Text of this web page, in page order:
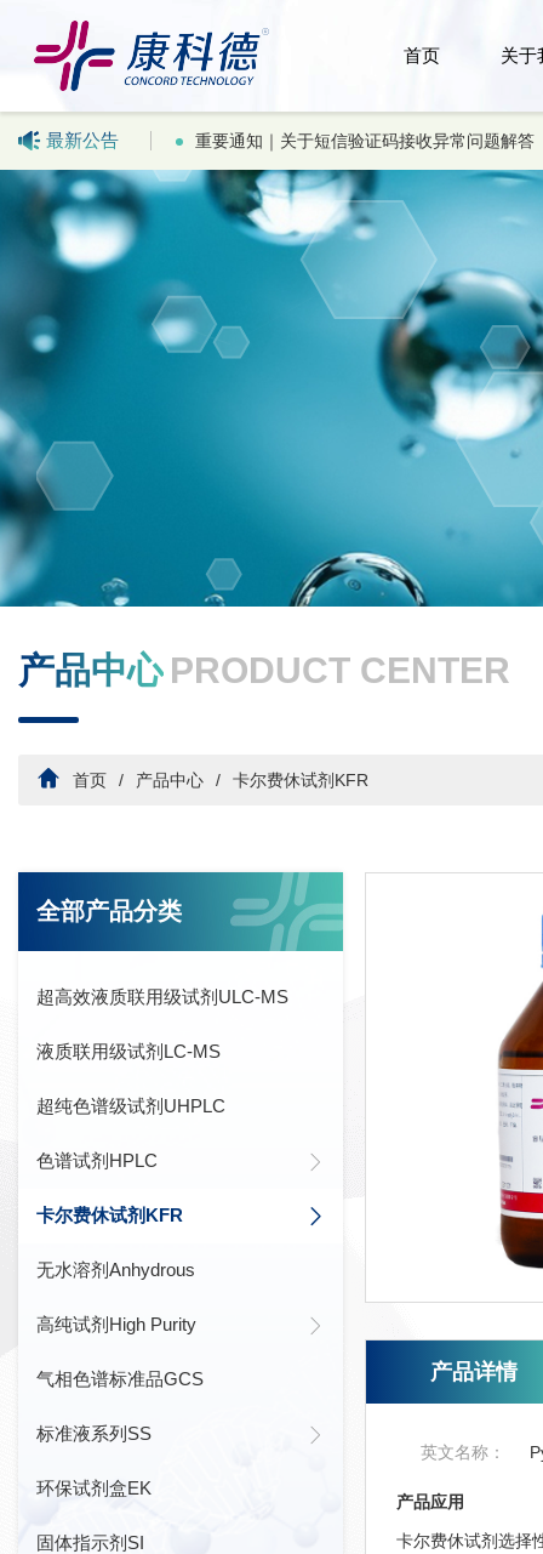
首页 关于
最新公告 重要通知｜关于短信验证码接收异常问题解答
产品中心 PRODUCT CENTER
首页 产品中心 卡尔费休试剂KFR
全部产品分类
超高效液质联用级试剂ULC-MS
液质联用级试剂LC-MS
超纯色谱级试剂UHPLC
色谱试剂HPLC
卡尔费休试剂KFR
无水溶剂Anhydrous
高纯试剂High Purity
气相色谱标准品GCS
标准液系列SS
环保试剂盒EK
固体指示剂SI
产品详情
英文名称：
产品应用
卡尔费休试剂选择